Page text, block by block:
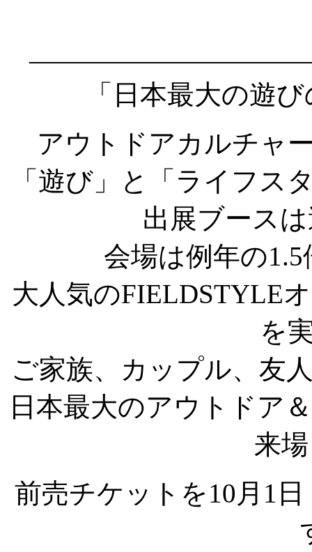
「日本最大の遊
アウトドアカルチャ
「遊び」と「ライフス
出展ブース
会場は例年の
大人気のFIELDSTYLE
を
ご家族、カップル、友
日本最大のアウトドア
来
前売チケットを10月1